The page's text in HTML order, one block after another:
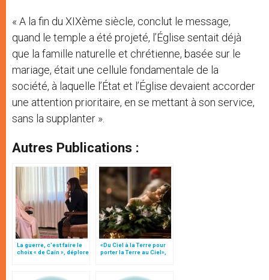
« A la fin du XIXème siècle, conclut le message,
quand le temple a été projeté, l’Église sentait déjà
que la famille naturelle et chrétienne, basée sur le
mariage, était une cellule fondamentale de la
société, à laquelle l’État et l’Église devaient accorder
une attention prioritaire, en se mettant à son service,
sans la supplanter ».
Autres Publications :
La guerre, c’est faire le
choix « de Caïn », déplore
«Du Ciel à la Terre pour
porter la Terre au Ciel»,